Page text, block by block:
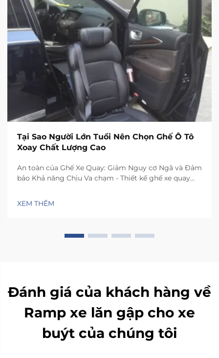
Tại Sao Người Lớn Tuổi Nên Chọn Ghế Ô Tô
Xoay Chất Lượng Cao
An toàn của Ghế Xe Quay: Giảm Nguy cơ Ngã và Đảm
bảo Khả năng Chịu Va chạm - Thiết kế ghế xe quay
chuyển. Ghế có cơ chế xoay đặc biệt giúp xoay 90 độ
về phía cửa xe, nhờ đó người dùng...
XEM THÊM
Đánh giá của khách hàng về
Ramp xe lăn gập cho xe
buýt của chúng tôi